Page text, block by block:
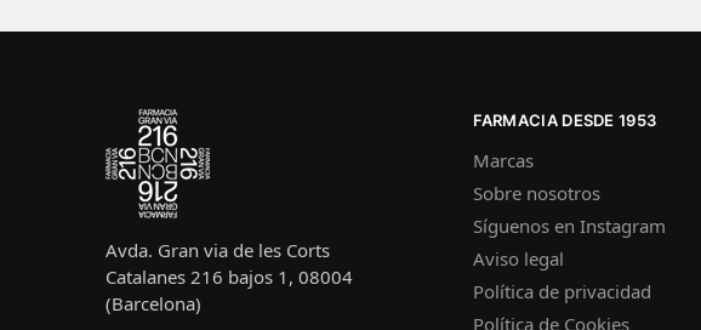
Avda. Gran via de les Corts
Catalanes 216 bajos 1, 08004
(Barcelona)
FARMACIA DESDE 1953
Marcas
Sobre nosotros
Síguenos en Instagram
Aviso legal
Política de privacidad
Política de Cookies